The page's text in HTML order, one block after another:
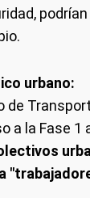
urbano:
de
a la Fase 1